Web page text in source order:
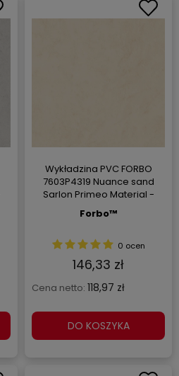
Wykładzina PVC FORBO
7603P4319 Nuance sand
Sarlon Primeo Material -
Forbo™
0 ocen
146,33 zł
Cena netto: 118,97 zł
DO KOSZYKA